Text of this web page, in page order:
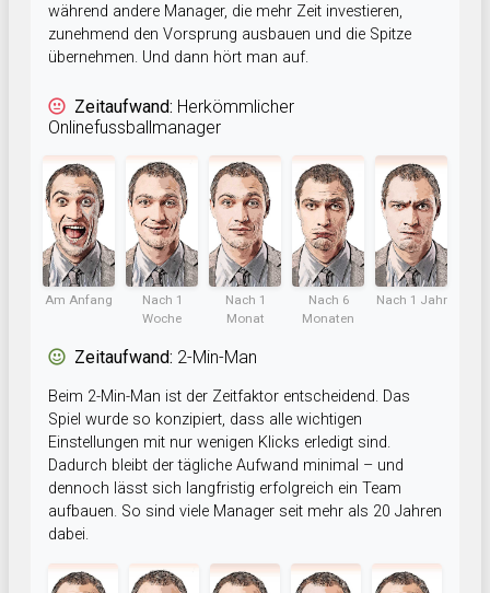
während andere Manager, die mehr Zeit investieren,
zunehmend den Vorsprung ausbauen und die Spitze
übernehmen. Und dann hört man auf.
Zeitaufwand: Herkömmlicher
Onlinefussballmanager
Am Anfang
Nach 1
Woche
Nach 1
Monat
Nach 6
Monaten
Nach 1 Jahr
Zeitaufwand: 2-Min-Man
Beim 2-Min-Man ist der Zeitfaktor entscheidend. Das
Spiel wurde so konzipiert, dass alle wichtigen
Einstellungen mit nur wenigen Klicks erledigt sind.
Dadurch bleibt der tägliche Aufwand minimal – und
dennoch lässt sich langfristig erfolgreich ein Team
aufbauen. So sind viele Manager seit mehr als 20 Jahren
dabei.